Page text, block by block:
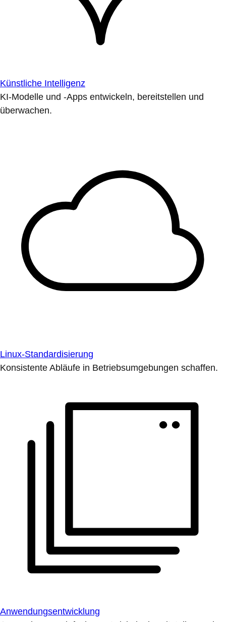
Künstliche Intelligenz
KI-Modelle und -Apps entwickeln, bereitstellen und
überwachen.
Linux-Standardisierung
Konsistente Abläufe in Betriebsumgebungen schaffen.
Anwendungsentwicklung